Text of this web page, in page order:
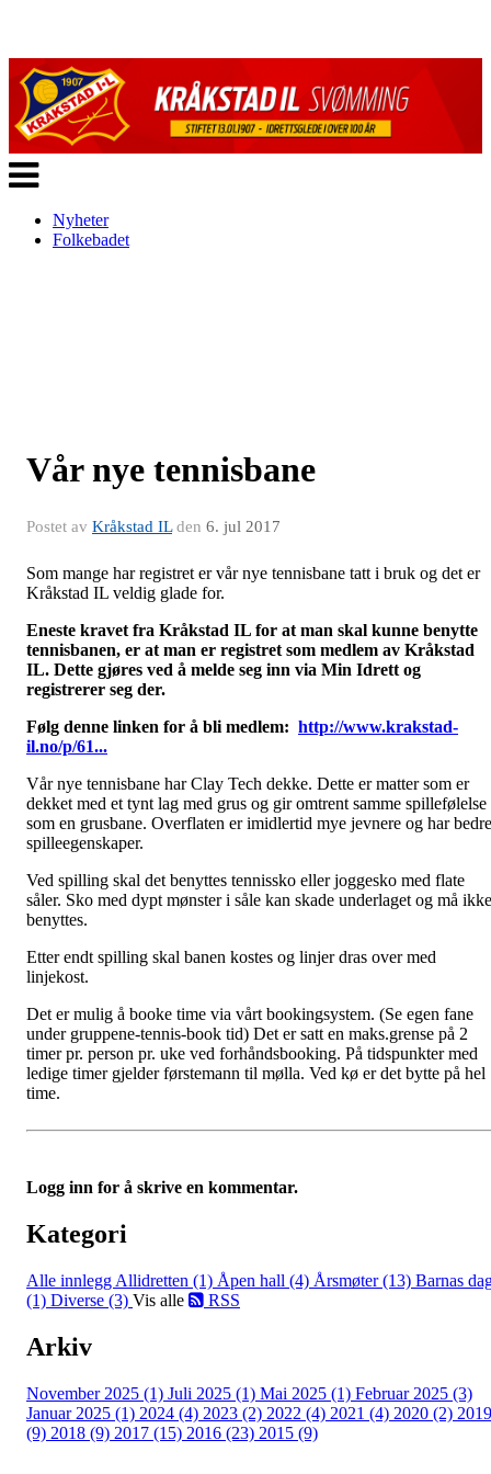
Veksle
navigasjon
Nyheter
Folkebadet
Vår nye tennisbane
Postet av Kråkstad ILden 6. jul 2017
Som mange har registret er vår nye tennisbane tatt i bruk og det er
Kråkstad IL veldig glade for.
Eneste kravet fra Kråkstad IL for at man skal kunne benytte
tennisbanen, er at man er registret som medlem av Kråkstad
IL. Dette gjøres ved å melde seg inn via Min Idrett og
registrerer seg der.
Følg denne linken for å bli medlem: http://www.krakstad-
il.no/p/61...
Vår nye tennisbane har Clay Tech dekke. Dette er matter som er
dekket med et tynt lag med grus og gir omtrent samme spillefølelse
som en grusbane. Overflaten er imidlertid mye jevnere og har bedre
spilleegenskaper.
Ved spilling skal det benyttes tennissko eller joggesko med flate
såler. Sko med dypt mønster i såle kan skade underlaget og må ikke
benyttes.
Etter endt spilling skal banen kostes og linjer dras over med
linjekost.
Det er mulig å booke time via vårt bookingsystem. (Se egen fane
under gruppene-tennis-book tid) Det er satt en maks.grense på 2
timer pr. person pr. uke ved forhåndsbooking. På tidspunkter med
ledige timer gjelder førstemann til mølla. Ved kø er det bytte på hel
time.
Logg inn for å skrive en kommentar.
Kategori
Alle innlegg Allidretten (1) Åpen hall (4) Årsmøter (13) Barnas
(1) Diverse (3) Vis alle RSS
Arkiv
November 2025 (1) Juli 2025 (1) Mai 2025 (1) Februar 2025 (3)
Januar 2025 (1) 2024 (4) 2023 (2) 2022 (4) 2021 (4) 2020 (2) 2019
(9) 2018 (9) 2017 (15) 2016 (23) 2015 (9)